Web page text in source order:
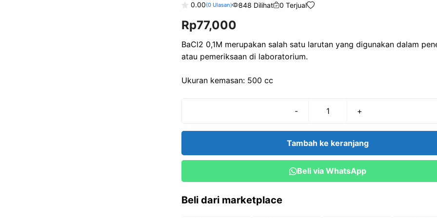
o
u
o
f
5
0.00(0Ulasan) 848 Dilihat 0 Terjual
Rp77,000
BaCl2 0,1M merupakan salah satu larutan yang digunakan dalam
atau pemeriksaan di laboratorium.
Ukuran kemasan: 500 cc
-
Kuantitas
0,1M-
+
Tambah ke keranjang
Beli via WhatsApp
Beli dari marketplace